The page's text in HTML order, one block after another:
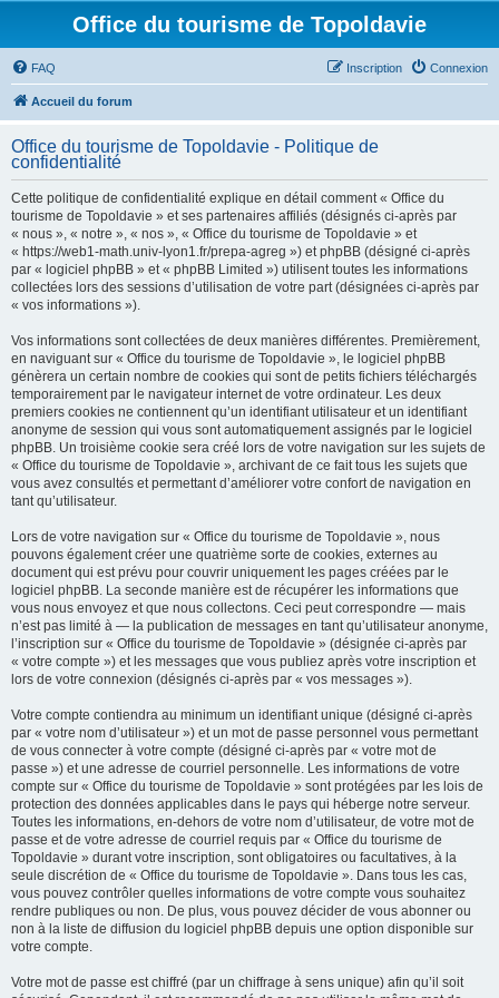
Office du tourisme de Topoldavie
FAQ Connexion
Inscription
Accueil du forum
Office du tourisme de Topoldavie - Politique de
confidentialité
Cette politique de confidentialité explique en détail comment « Office du
tourisme de Topoldavie » et ses partenaires affiliés (désignés ci-après par
« nous », « notre », « nos », « Office du tourisme de Topoldavie » et
« https://web1-math.univ-lyon1.fr/prepa-agreg ») et phpBB (désigné ci-après
par « logiciel phpBB » et « phpBB Limited ») utilisent toutes les informations
collectées lors des sessions d’utilisation de votre part (désignées ci-après par
« vos informations »).
Vos informations sont collectées de deux manières différentes. Premièrement,
en naviguant sur « Office du tourisme de Topoldavie », le logiciel phpBB
génèrera un certain nombre de cookies qui sont de petits fichiers téléchargés
temporairement par le navigateur internet de votre ordinateur. Les deux
premiers cookies ne contiennent qu’un identifiant utilisateur et un identifiant
anonyme de session qui vous sont automatiquement assignés par le logiciel
phpBB. Un troisième cookie sera créé lors de votre navigation sur les sujets de
« Office du tourisme de Topoldavie », archivant de ce fait tous les sujets que
vous avez consultés et permettant d’améliorer votre confort de navigation en
tant qu’utilisateur.
Lors de votre navigation sur « Office du tourisme de Topoldavie », nous
pouvons également créer une quatrième sorte de cookies, externes au
document qui est prévu pour couvrir uniquement les pages créées par le
logiciel phpBB. La seconde manière est de récupérer les informations que
vous nous envoyez et que nous collectons. Ceci peut correspondre — mais
n’est pas limité à — la publication de messages en tant qu’utilisateur anonyme,
l’inscription sur « Office du tourisme de Topoldavie » (désignée ci-après par
« votre compte ») et les messages que vous publiez après votre inscription et
lors de votre connexion (désignés ci-après par « vos messages »).
Votre compte contiendra au minimum un identifiant unique (désigné ci-après
par « votre nom d’utilisateur ») et un mot de passe personnel vous permettant
de vous connecter à votre compte (désigné ci-après par « votre mot de
passe ») et une adresse de courriel personnelle. Les informations de votre
compte sur « Office du tourisme de Topoldavie » sont protégées par les lois de
protection des données applicables dans le pays qui héberge notre serveur.
Toutes les informations, en-dehors de votre nom d’utilisateur, de votre mot de
passe et de votre adresse de courriel requis par « Office du tourisme de
Topoldavie » durant votre inscription, sont obligatoires ou facultatives, à la
seule discrétion de « Office du tourisme de Topoldavie ». Dans tous les cas,
vous pouvez contrôler quelles informations de votre compte vous souhaitez
rendre publiques ou non. De plus, vous pouvez décider de vous abonner ou
non à la liste de diffusion du logiciel phpBB depuis une option disponible sur
votre compte.
Votre mot de passe est chiffré (par un chiffrage à sens unique) afin qu’il soit